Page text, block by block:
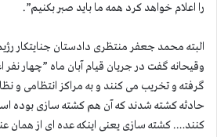
را اعلام خواهد کرد همه ما باید صبر بکنیم”.
البته محمد جعفر منتظری دادستان جنایتکار
وقیحانه گفت در جریان قیام آبان ماه ”چهار
گرفته و تخریب می کنند و به مراکز انتظامی و
حادثه کشته شدند که آن هم کشته سازی بوده
کنند…. کشته سازی یعنی اینکه عده ای از